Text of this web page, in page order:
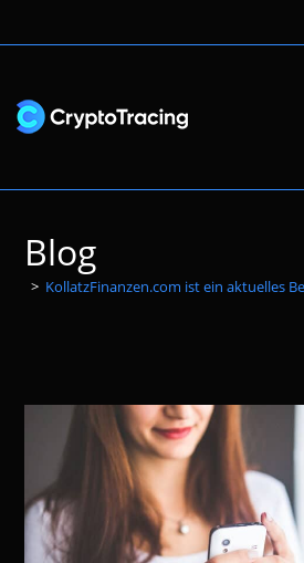
Inhalt
Blog
> KollatzFinanzen.com ist ein aktuelles